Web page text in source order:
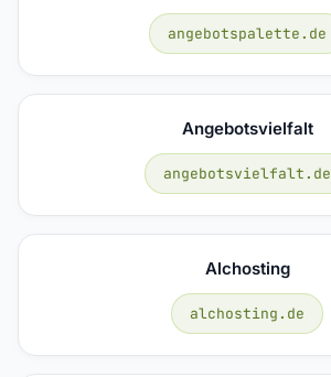
angebotspalette.de
Angebotsvielfalt
angebotsvielfalt.de
Alchosting
alchosting.de